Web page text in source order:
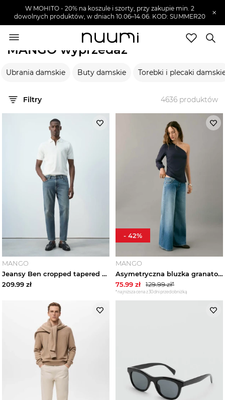
W MOHITO - 20% na koszule i szorty, przy zakupie min. 2
dowolnych produktów, w dniach 10.06–14.06. KOD: SUMMER20
×
Wyprzedaże
MANGO wyprzedaż
Ubrania damskie Buty damskie Torebki i plecaki
Filtry 4636 produktów
MANGO
Jeansy Ben cropped tapered fit średni niebieski vintage - Mężczyzna - MANGO MAN
209.99 zł
MANGO
Asymetryczna bluzka granatowy - Teen - MANGO TEEN
75.99 zł 129.99zł*
*najniższa cena z 30 dni przed obniżką
- 42%